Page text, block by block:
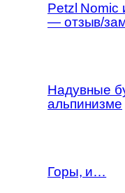
Petzl Nomic
— отзыв/
Надувные
альпинизме
Горы, и…